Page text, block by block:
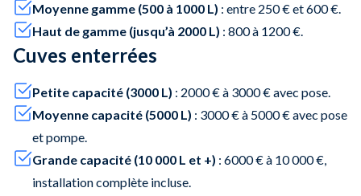
Moyenne gamme (500 à 1000 L) : entre 250 € et 600 €.
Haut de gamme (jusqu’à 2000 L) : 800 à 1200 €.
Cuves enterrées
Petite capacité (3000 L) : 2000 € à 3000 € avec pose.
Moyenne capacité (5000 L) : 3000 € à 5000 € avec pose
et pompe.
Grande capacité (10 000 L et +) : 6000 € à 10 000 €,
installation complète incluse.